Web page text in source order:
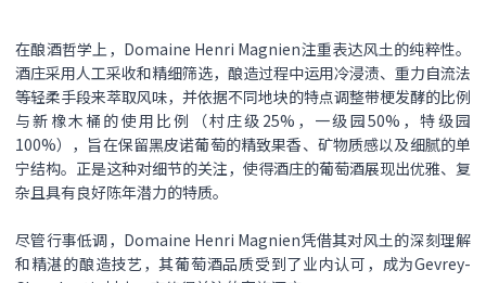
在酿酒哲学上，Domaine Henri Magnien注重表达风土的纯粹性。
酒庄采用人工采收和精细筛选，酿造过程中运用冷浸渍、重力自流法
等轻柔手段来萃取风味，并依据不同地块的特点调整带梗发酵的比例
与新橡木桶的使用比例（村庄级25%，一级园50%，特级园
100%），旨在保留黑皮诺葡萄的精致果香、矿物质感以及细腻的单
宁结构。正是这种对细节的关注，使得酒庄的葡萄酒展现出优雅、复
杂且具有良好陈年潜力的特质。
尽管行事低调，Domaine Henri Magnien凭借其对风土的深刻理解
和精湛的酿造技艺，其葡萄酒品质受到了业内认可，成为Gevrey-